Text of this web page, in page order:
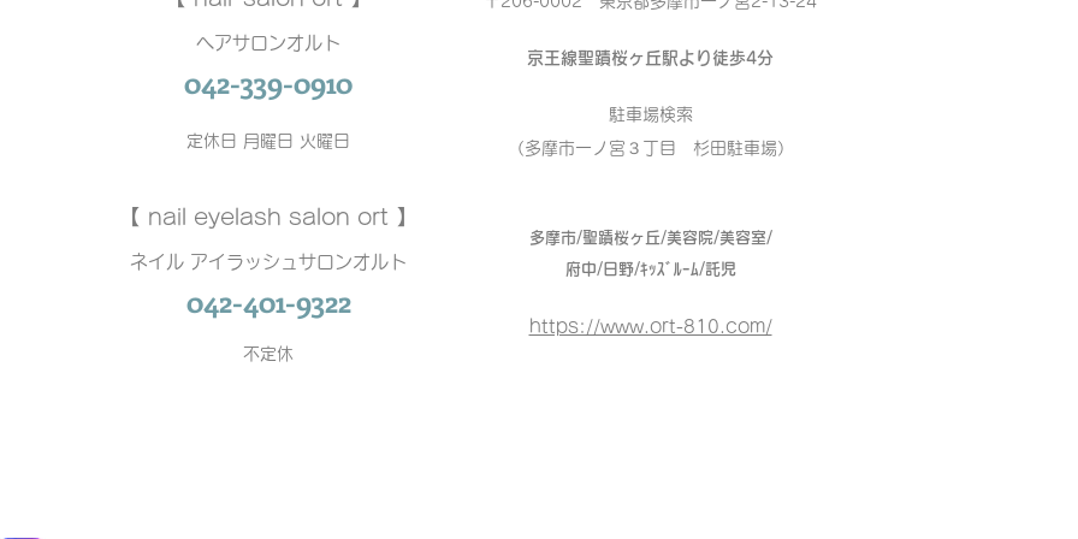
ヘアサロンオルト
042-339-0910
定休日 月曜日 火曜日
【 nail eyelash salon ort 】
ネイル アイラッシュサロンオルト
042-401-9322
不定休
京王線聖蹟桜ヶ丘駅より徒歩4分
駐車場検索
（多摩市一ノ宮３丁目 杉田駐車場）
多摩市/聖蹟桜ヶ丘/美容院/美容室/
府中/日野/ｷｯｽﾞﾙｰﾑ/託児
https://www.ort-810.com/